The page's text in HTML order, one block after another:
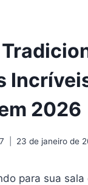
2026
23 de janeiro de
para sua